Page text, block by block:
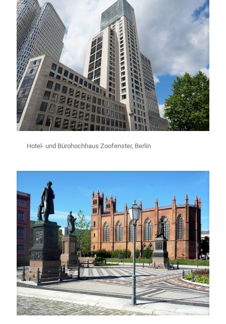
Hotel- und Bürohochhaus Zoofenster, Berlin